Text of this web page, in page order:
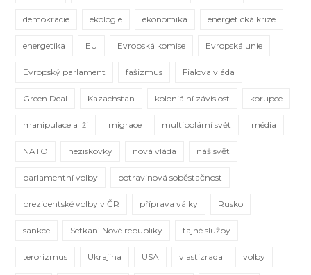
demokracie ekologie ekonomika energetická krize
energetika EU Evropská komise Evropská unie
Evropský parlament fašizmus Fialova vláda
Green Deal Kazachstan koloniální závislost korupce
manipulace a lži migrace multipolární svět média
NATO neziskovky nová vláda náš svět
parlamentní volby potravinová soběstačnost
prezidentské volby v ČR příprava války Rusko
sankce Setkání Nové republiky tajné služby
terorizmus Ukrajina USA vlastizrada volby